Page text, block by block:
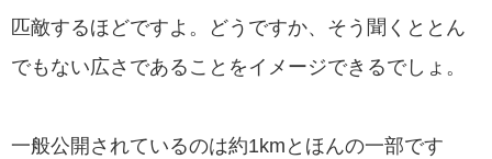
匹敵するほどですよ。どうですか、そう聞くととん
でもない広さであることをイメージできるでしょ。
一般公開されているのは約1kmとほんの一部です